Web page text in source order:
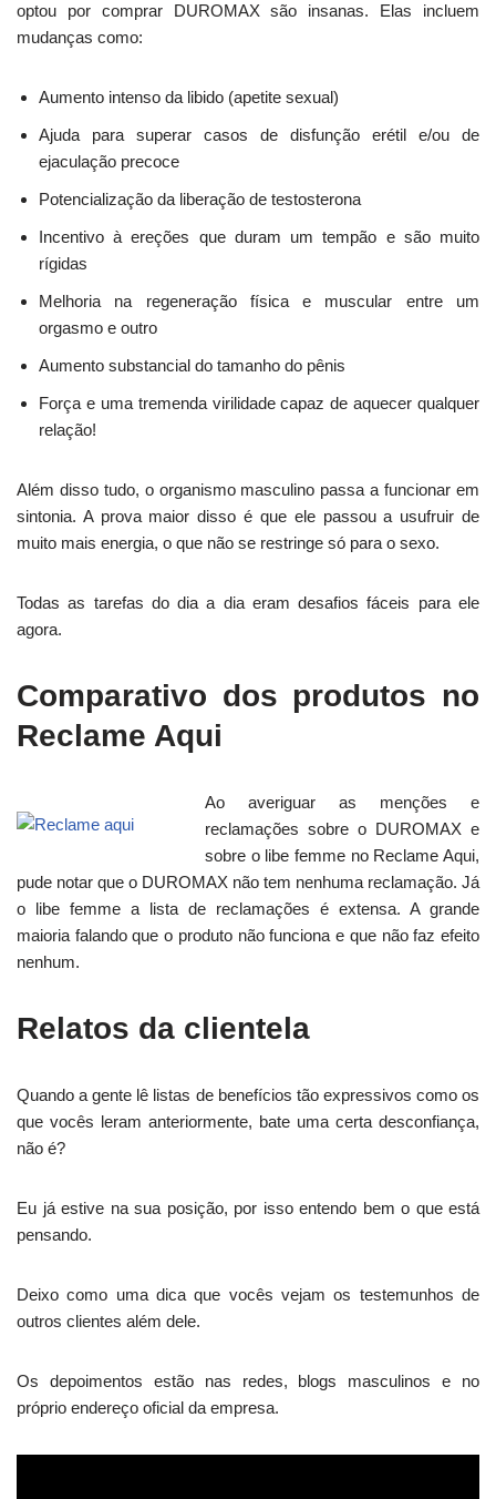
optou por comprar DUROMAX são insanas. Elas incluem
mudanças como:
Aumento intenso da libido (apetite sexual)
Ajuda para superar casos de disfunção erétil e/ou de
ejaculação precoce
Potencialização da liberação de testosterona
Incentivo à ereções que duram um tempão e são muito
rígidas
Melhoria na regeneração física e muscular entre um
orgasmo e outro
Aumento substancial do tamanho do pênis
Força e uma tremenda virilidade capaz de aquecer qualquer
relação!
Além disso tudo, o organismo masculino passa a funcionar em
sintonia. A prova maior disso é que ele passou a usufruir de
muito mais energia, o que não se restringe só para o sexo.
Todas as tarefas do dia a dia eram desafios fáceis para ele
agora.
Comparativo dos produtos no
Reclame Aqui
Ao averiguar as menções e
reclamações sobre o DUROMAX e
sobre o libe femme no Reclame Aqui,
pude notar que o DUROMAX não tem nenhuma reclamação. Já
o libe femme a lista de reclamações é extensa. A grande
maioria falando que o produto não funciona e que não faz efeito
nenhum.
Relatos da clientela
Quando a gente lê listas de benefícios tão expressivos como os
que vocês leram anteriormente, bate uma certa desconfiança,
não é?
Eu já estive na sua posição, por isso entendo bem o que está
pensando.
Deixo como uma dica que vocês vejam os testemunhos de
outros clientes além dele.
Os depoimentos estão nas redes, blogs masculinos e no
próprio endereço oficial da empresa.